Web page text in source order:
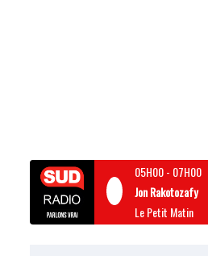
05H00- 07H00
Jon Rakotozafy
Le Petit Matin